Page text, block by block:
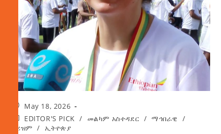
May 18, 2026
EDITOR'S PICK
/ መልካም አስተዳደር / ማኅበራዊ
/
ቱሪዝም / ኢትዮጵያ